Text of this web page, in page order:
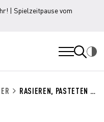
| Spielzeitpause vom
RASIEREN, PASTETEN UND BLUT: „SWEENEY TODD“ IN STYLISCHER ATOMPUNK-ÄSTHETIK